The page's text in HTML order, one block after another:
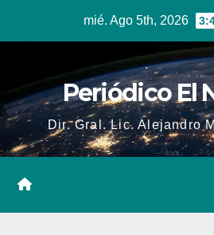
mié. Ago 5th, 2026
Periódico El
Dir. Gral. Lic. Alejandro